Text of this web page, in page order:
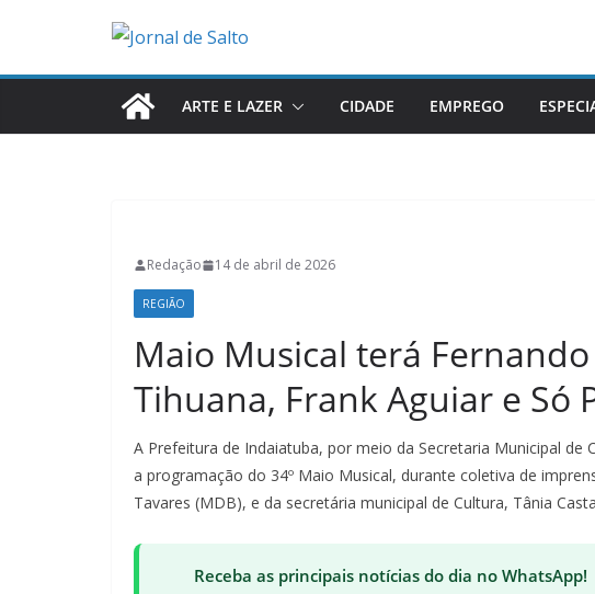
o
ARTE E LAZER CIDADE EMPREGO
Redação 14 de abril de 2026
REGIÃO
Maio Musical terá
Tihuana, Frank Aguiar e Só
A Prefeitura de Indaiatuba, por meio da Secretaria Municipal
a programação do 34º Maio Musical, durante coletiva de
Tavares (MDB), e da secretária municipal de Cultura, Tânia
Receba as principais notícias do dia no WhatsApp!